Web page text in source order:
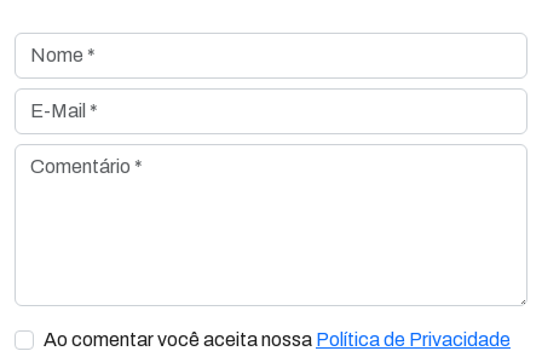
Nome *
E-Mail *
Comentário *
Ao comentar você aceita nossa Política de Privacidade